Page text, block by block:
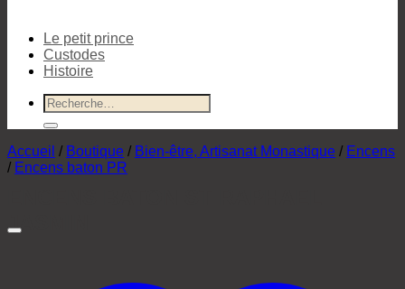
Le petit prince
Custodes
Histoire
Recherche
pour :
Accueil / Boutique / Bien-être, Artisanat Monastique / Encens
/ Encens baton PR
JASMIN